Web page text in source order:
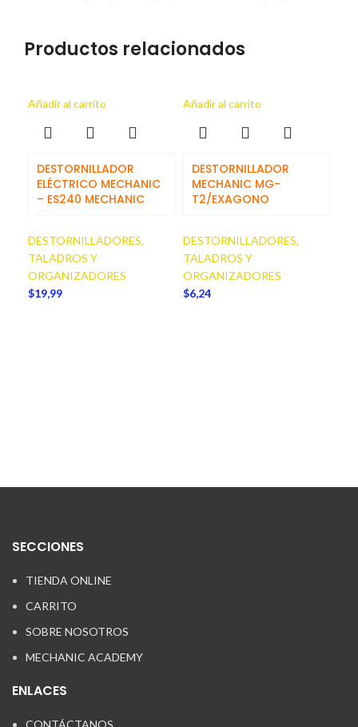
Productos relacionados
Añadir al carrito
DESTORNILLADOR
ELÉCTRICO MECHANIC
– ES240 MECHANIC
DESTORNILLADORES,
TALADROS Y
ORGANIZADORES
$19,99
Añadir al carrito
DESTORNILLADOR
MECHANIC MG-
T2/EXAGONO
DESTORNILLADORES,
TALADROS Y
ORGANIZADORES
$6,24
SECCIONES
TIENDA ONLINE
CARRITO
SOBRE NOSOTROS
MECHANIC ACADEMY
ENLACES
CONTÁCTANOS